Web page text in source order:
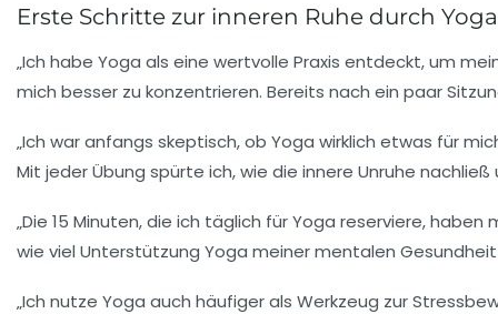
Erste Schritte zur inneren Ruhe durch
„Ich habe Yoga als eine wertvolle Praxis entdeckt, um
mich besser zu konzentrieren. Bereits nach ein paar
„Ich war anfangs skeptisch, ob Yoga wirklich etwas für
Mit jeder Übung spürte ich, wie die innere Unruhe nachließ
„Die 15 Minuten, die ich täglich für Yoga reserviere,
wie viel Unterstützung Yoga meinermentalen Gesundheit
„Ich nutze Yoga auch häufiger als Werkzeug zur